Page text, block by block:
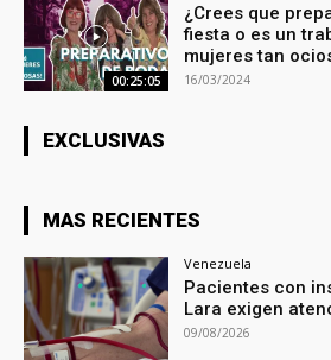
00:25:05
¿Crees que
fiesta o es un
mujeres tan
16/03/2024
EXCLUSIVAS
MAS RECIENTES
Venezuela
Pacientes con
Lara exigen
09/08/2026